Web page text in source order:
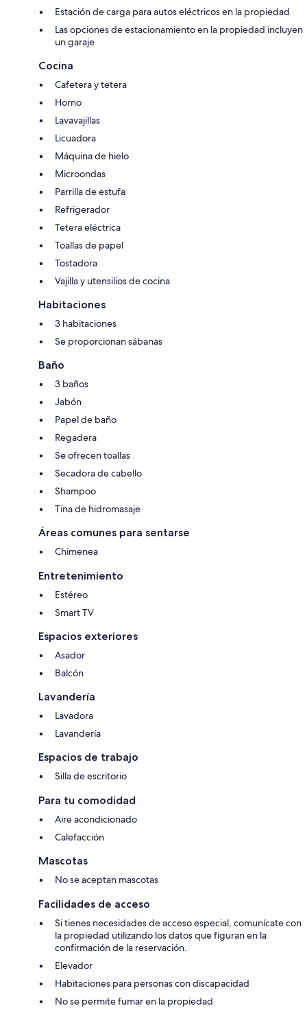
Estación de carga para autos eléctricos en la propiedad
Las opciones de estacionamiento en la propiedad incluyen
un garaje
Cocina
Cafetera y tetera
Horno
Lavavajillas
Licuadora
Máquina de hielo
Microondas
Parrilla de estufa
Refrigerador
Tetera eléctrica
Toallas de papel
Tostadora
Vajilla y utensilios de cocina
Habitaciones
3 habitaciones
Se proporcionan sábanas
Baño
3 baños
Jabón
Papel de baño
Regadera
Se ofrecen toallas
Secadora de cabello
Shampoo
Tina de hidromasaje
Áreas comunes para sentarse
Chimenea
Entretenimiento
Estéreo
Smart TV
Espacios exteriores
Asador
Balcón
Lavandería
Lavadora
Lavandería
Espacios de trabajo
Silla de escritorio
Para tu comodidad
Aire acondicionado
Calefacción
Mascotas
No se aceptan mascotas
Facilidades de acceso
Si tienes necesidades de acceso especial, comunícate con
la propiedad utilizando los datos que figuran en la
confirmación de la reservación.
Elevador
Habitaciones para personas con discapacidad
No se permite fumar en la propiedad